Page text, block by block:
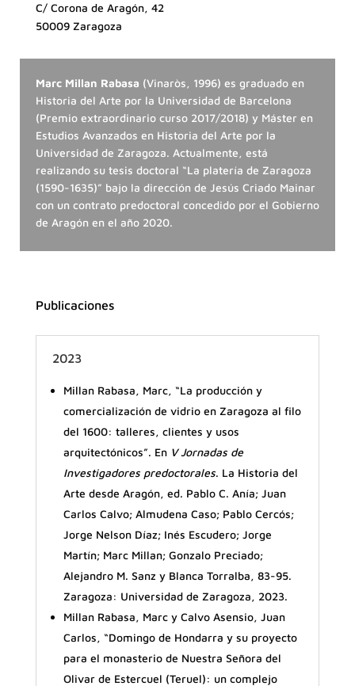
C/ Corona de Aragón, 42
50009 Zaragoza
Marc Millan Rabasa (Vinaròs, 1996) es graduado en
Historia del Arte por la Universidad de Barcelona
(Premio extraordinario curso 2017/2018) y Máster en
Estudios Avanzados en Historia del Arte por la
Universidad de Zaragoza. Actualmente, está
realizando su tesis doctoral “La platería de Zaragoza
(1590-1635)” bajo la dirección de Jesús Criado Mainar
con un contrato predoctoral concedido por el Gobierno
de Aragón en el año 2020.
Publicaciones
2023
Millan Rabasa, Marc, “La producción y
comercialización de vidrio en Zaragoza al filo
del 1600: talleres, clientes y usos
arquitectónicos”. En V Jornadas de
Investigadores predoctorales. La Historia del
Arte desde Aragón, ed. Pablo C. Anía; Juan
Carlos Calvo; Almudena Caso; Pablo Cercós;
Jorge Nelson Díaz; Inés Escudero; Jorge
Martín; Marc Millan; Gonzalo Preciado;
Alejandro M. Sanz y Blanca Torralba, 83-95.
Zaragoza: Universidad de Zaragoza, 2023.
Millan Rabasa, Marc y Calvo Asensio, Juan
Carlos, “Domingo de Hondarra y su proyecto
para el monasterio de Nuestra Señora del
Olivar de Estercuel (Teruel): un complejo